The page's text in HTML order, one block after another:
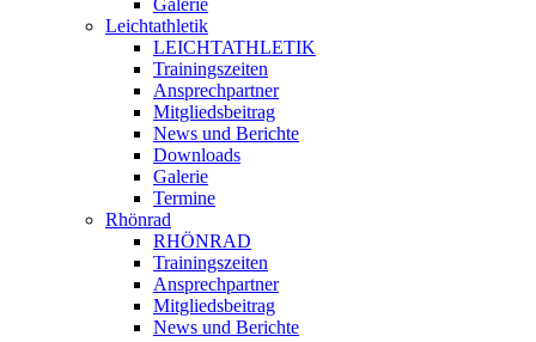
Galerie
Leichtathletik
LEICHTATHLETIK
Trainingszeiten
Ansprechpartner
Mitgliedsbeitrag
News und Berichte
Downloads
Galerie
Termine
Rhönrad
RHÖNRAD
Trainingszeiten
Ansprechpartner
Mitgliedsbeitrag
News und Berichte